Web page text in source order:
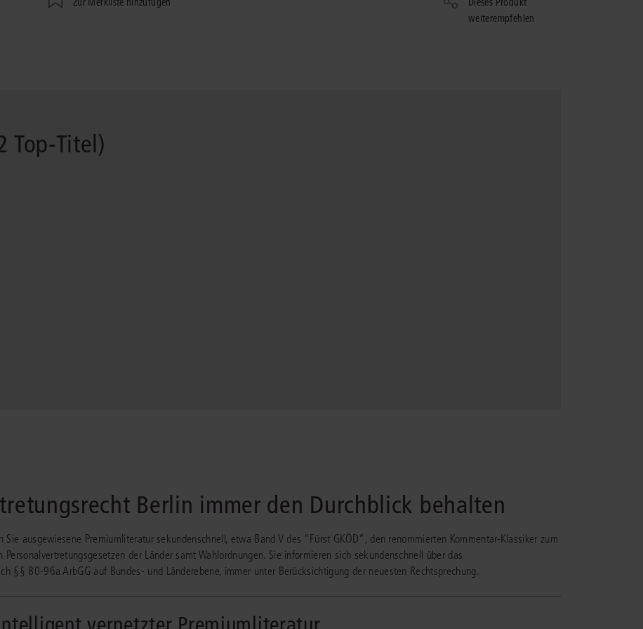
weiterempfehlen
Top-Titel)
Berlin immer den Durchblick behalten
ausgewiesene Premiumliteratur sekundenschnell, etwa Band V des “Fürst GKÖD“, den renommierten Kommentar-Klassiker zum
Personalvertretungsgesetzen der Länder samt Wahlordnungen. Sie informieren sich sekundenschnell über das
§§ 80-96a ArbGG auf Bundes- und Länderebene, immer unter Berücksichtigung der neuesten Rechtsprechung.